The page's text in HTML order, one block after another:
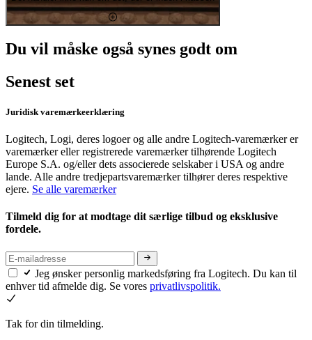
Du vil måske også synes godt om
Senest set
Juridisk varemærkeerklæring
Logitech, Logi, deres logoer og alle andre Logitech-varemærker er
varemærker eller registrerede varemærker tilhørende Logitech
Europe S.A. og/eller dets associerede selskaber i USA og andre
lande. Alle andre tredjepartsvaremærker tilhører deres respektive
ejere. Se alle varemærker
Tilmeld dig for at modtage dit særlige tilbud og eksklusive
fordele.
Jeg ønsker personlig markedsføring fra Logitech. Du kan til
enhver tid afmelde dig. Se vores privatlivspolitik.
Tak for din tilmelding.